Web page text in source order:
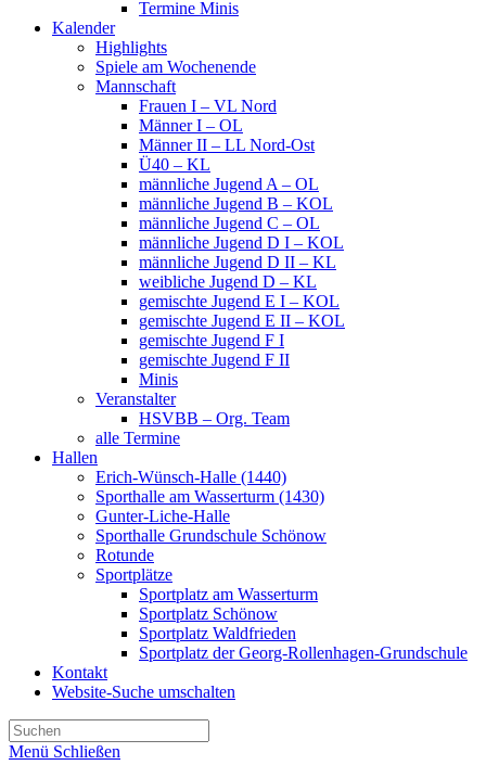
Termine Minis
Kalender
Highlights
Spiele am Wochenende
Mannschaft
Frauen I – VL Nord
Männer I – OL
Männer II – LL Nord-Ost
Ü40 – KL
männliche Jugend A – OL
männliche Jugend B – KOL
männliche Jugend C – OL
männliche Jugend D I – KOL
männliche Jugend D II – KL
weibliche Jugend D – KL
gemischte Jugend E I – KOL
gemischte Jugend E II – KOL
gemischte Jugend F I
gemischte Jugend F II
Minis
Veranstalter
HSVBB – Org. Team
alle Termine
Hallen
Erich-Wünsch-Halle (1440)
Sporthalle am Wasserturm (1430)
Gunter-Liche-Halle
Sporthalle Grundschule Schönow
Rotunde
Sportplätze
Sportplatz am Wasserturm
Sportplatz Schönow
Sportplatz Waldfrieden
Sportplatz der Georg-Rollenhagen-Grundschule
Kontakt
Website-Suche umschalten
Menü Schließen